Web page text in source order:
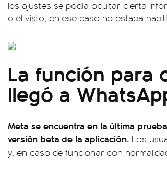
los ajustes se podía ocultar cierta
o el visto, en ese caso no estaba
La función para
llegó a
Meta se encuentra en la última
versión beta de la aplicación. Los
y, en caso de funcionar con